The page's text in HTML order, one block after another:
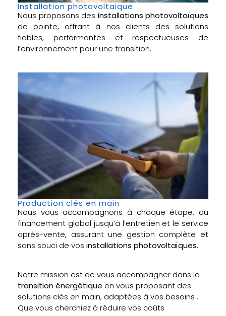
Installation photovoltaique
Nous proposons des installations photovoltaïques
de pointe, offrant à nos clients des solutions
fiables, performantes et respectueuses de
l’environnement pour une transition.
Production clés en main
Nous vous accompagnons à chaque étape, du
financement global jusqu’à l’entretien et le service
après-vente, assurant une gestion complète et
sans souci de vos installations photovoltaïques.
Notre mission est de vous accompagner dans la
transition énergétique en vous proposant des
solutions clés en main, adaptées à vos besoins .
Que vous cherchiez à réduire vos coûts